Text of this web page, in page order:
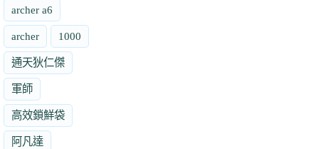
archer a6
archer 1000
通天狄仁傑
軍師
高效鎖鮮袋
阿凡達